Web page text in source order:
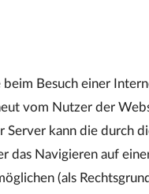
Besuch einer
vom Nutzer der
kann die durch
das Navigieren auf
(als